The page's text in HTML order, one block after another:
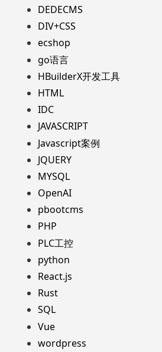
DEDECMS
DIV+CSS
ecshop
go语言
HBuilderX开发工具
HTML
IDC
JAVASCRIPT
Javascript案例
JQUERY
MYSQL
OpenAI
pbootcms
PHP
PLC工控
python
React.js
Rust
SQL
Vue
wordpress